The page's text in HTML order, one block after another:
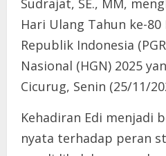
Hari Ulang Tahun ke-
Republik Indonesia
Nasional (HGN) 2025
Cicurug, Senin (25/11/
Kehadiran Edi menjadi
nyata terhadap peran